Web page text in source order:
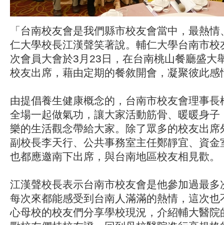
「台南校友會是我們縣市校友會當中，最熱
仁大學校長江漢聲笑著說。輔仁大學台南市校
次會員大會於3月23日，在台南桃山餐廳盛大
校友出席，藉由定期的餐敘開會，凝聚彼此感
由提倡養生健康概念的，台南市校友會理事
全場一起做氣功，讓大家活動筋骨、暖暖身子
樂的生活觀念帶給大家。除了眾多的校友出席
副校長李天行、公共事務室主任鄭靜宜、資金
也都應邀南下出席，與台南地區校友相見歡。
江漢聲校長表示台南市校友會是他參加過最多
每次來都能感受到台南人滿滿的熱情，這次也
心母校的校友們分享學校現況，介紹輔大醫院